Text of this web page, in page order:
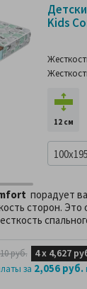
Подушка в
подарок
Kids
12 см
порадует
сторон. Это
руб. 4 х 4,627
за 2,056 руб.